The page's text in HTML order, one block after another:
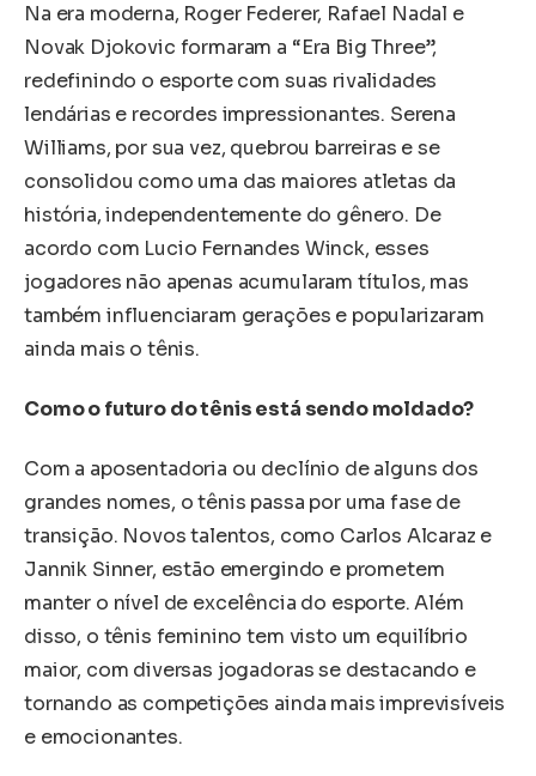
Na era moderna, Roger Federer, Rafael Nadal e
Novak Djokovic formaram a “Era Big Three”,
redefinindo o esporte com suas rivalidades
lendárias e recordes impressionantes. Serena
Williams, por sua vez, quebrou barreiras e se
consolidou como uma das maiores atletas da
história, independentemente do gênero. De
acordo com Lucio Fernandes Winck, esses
jogadores não apenas acumularam títulos, mas
também influenciaram gerações e popularizaram
ainda mais o tênis.
Como o futuro do tênis está sendo moldado?
Com a aposentadoria ou declínio de alguns dos
grandes nomes, o tênis passa por uma fase de
transição. Novos talentos, como Carlos Alcaraz e
Jannik Sinner, estão emergindo e prometem
manter o nível de excelência do esporte. Além
disso, o tênis feminino tem visto um equilíbrio
maior, com diversas jogadoras se destacando e
tornando as competições ainda mais imprevisíveis
e emocionantes.